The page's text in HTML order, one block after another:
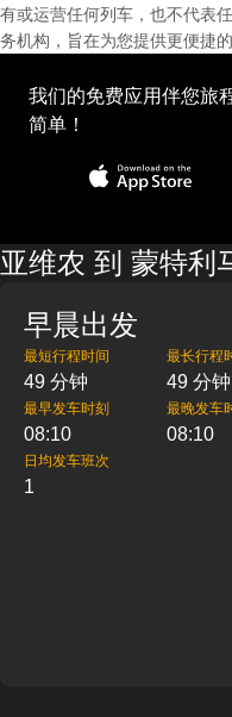
有或运营任何列车，也不代表
务机构，旨在为您提供更便捷
我们的免费应用伴您旅
简单！
亚维农 到 蒙特利
早晨出发
最短行程时间
49 分钟
最长行程
49 分钟
最早发车时刻
08:10
最晚发车
08:10
日均发车班次
1